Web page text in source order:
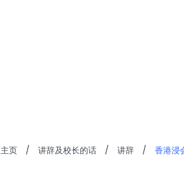
主页 / 讲辞及校长的话 / 讲辞 / 香港浸